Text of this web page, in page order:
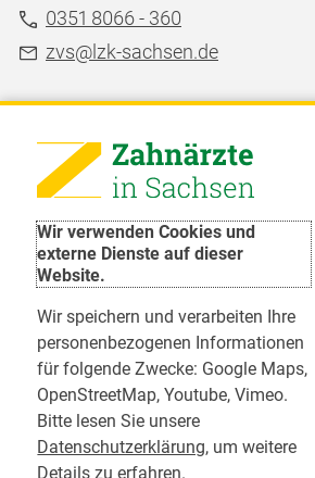
Wir verwenden Cookies und
externe Dienste auf dieser
Website.
Wir speichern und verarbeiten Ihre
personenbezogenen Informationen
für folgende Zwecke: Google Maps,
OpenStreetMap, Youtube, Vimeo.
Bitte lesen Sie unsere
Datenschutzerklärung, um weitere
Details zu erfahren.
0351 8066 - 360
zvs@lzk-sachsen.de
LAGZ -
Jugendzahnpflege des
Karriere
Inserate
Praktikum in einer Zahnarztpraxis
Jobs im Zahnärztehaus
Presse